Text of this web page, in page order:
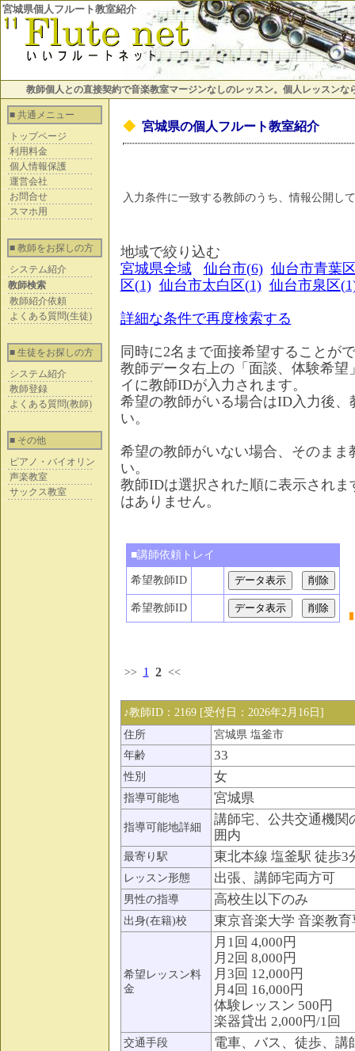
宮城県個人フルート教室紹介
教師個人との直接契約で音楽教室マージンなしのレッスン。個人レッスン
■ 共通メニュー
トップページ
利用料金
個人情報保護
運営会社
お問合せ
スマホ用
■ 教師をお探しの方
システム紹介
教師検索
教師紹介依頼
よくある質問(生徒)
■ 生徒をお探しの方
システム紹介
教師登録
よくある質問(教師)
■ その他
ピアノ・バイオリン
声楽教室
サックス教室
◆宮城県の個人フルート教室紹介
入力条件に一致する教師のうち、情報公開し
地域で絞り込む
宮城県全域
仙台市(6) 仙台市青葉
区(1) 仙台市太白区(1) 仙台市泉区
詳細な条件で再度検索する
同時に2名まで面接希望することが
教師データ右上の「面談、体験希
イに教師IDが入力されます。
希望の教師がいる場合はID入力後
い。
希望の教師がいない場合、そのま
い。
教師IDは選択された順に表示され
はありません。
■講師依頼トレイ
希望教師ID
希望教師ID
>> 1 2 <<
♪教師ID：2169 [受付日：2026年2月16日]
住所
宮城県 塩釜市
年齢
33
性別 女
指導可能地 宮城県
指導可能地詳細
講師宅、公共交通機関
囲内
最寄り駅 東北本線 塩釜駅 徒歩3
レッスン形態 出張、講師宅両方可
男性の指導 高校生以下のみ
出身(在籍)校 東京音楽大学 音楽教育
希望レッスン料
金
月1回 4,000円
月2回 8,000円
月3回 12,000円
月4回 16,000円
体験レッスン 500円
楽器貸出 2,000円/1回
交通手段 電車、バス、徒歩、講